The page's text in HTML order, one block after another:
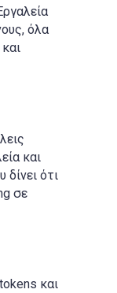
όλα
και
δίνει ότι
σε
και